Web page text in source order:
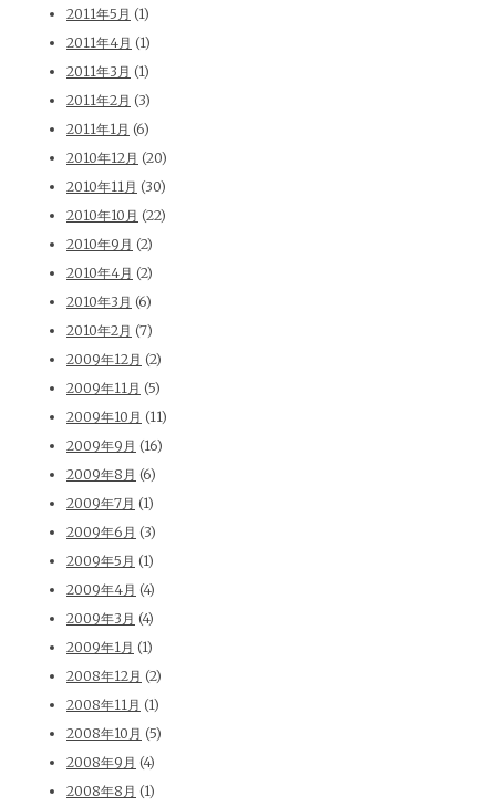
2011年5月 (1)
2011年4月 (1)
2011年3月 (1)
2011年2月 (3)
2011年1月 (6)
2010年12月 (20)
2010年11月 (30)
2010年10月 (22)
2010年9月 (2)
2010年4月 (2)
2010年3月 (6)
2010年2月 (7)
2009年12月 (2)
2009年11月 (5)
2009年10月 (11)
2009年9月 (16)
2009年8月 (6)
2009年7月 (1)
2009年6月 (3)
2009年5月 (1)
2009年4月 (4)
2009年3月 (4)
2009年1月 (1)
2008年12月 (2)
2008年11月 (1)
2008年10月 (5)
2008年9月 (4)
2008年8月 (1)